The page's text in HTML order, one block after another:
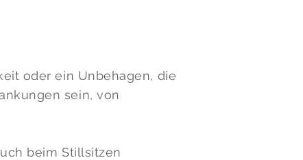
oder ein Unbehagen, die
sein, von
beim Stillsitzen